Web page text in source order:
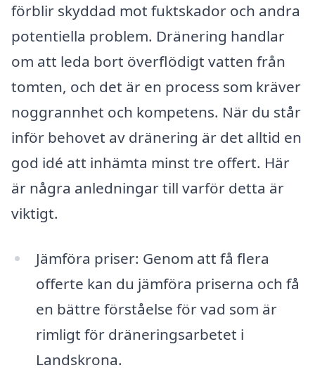
förblir skyddad mot fuktskador och andra
potentiella problem. Dränering handlar
om att leda bort överflödigt vatten från
tomten, och det är en process som kräver
noggrannhet och kompetens. När du står
inför behovet av dränering är det alltid en
god idé att inhämta minst tre offert. Här
är några anledningar till varför detta är
viktigt.
Jämföra priser: Genom att få flera
offerte kan du jämföra priserna och få
en bättre förståelse för vad som är
rimligt för dräneringsarbetet i
Landskrona.